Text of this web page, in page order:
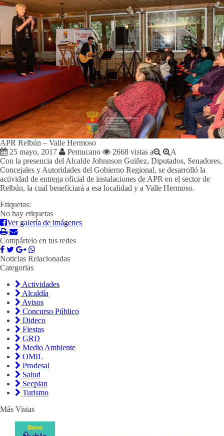
APR Relbún – Valle Hermoso
25 mayo, 2017
Pemucano 2668 vistas a
A
Con la presencia del Alcalde Johnnson Guiñez, Diputados, Senadores,
Concejales y Autoridades del Gobierno Regional, se desarrolló la
actividad de entrega oficial de instalaciones de APR en el sector de
Relbún, la cual beneficiará a esa localidad y a Valle Hermoso.
Etiquetas:
No hay etiquetas
Ver galería de imágenes
Compártelo en tus redes
Noticias Relacionadas
Categorias
Actividades
Alcaldía
Avisos
Concurso Público
Dideco
Fiestas
GRD
Medio Ambiente
OMIL
Prodesal
Salud
Secplan
Turismo
Más Vistas